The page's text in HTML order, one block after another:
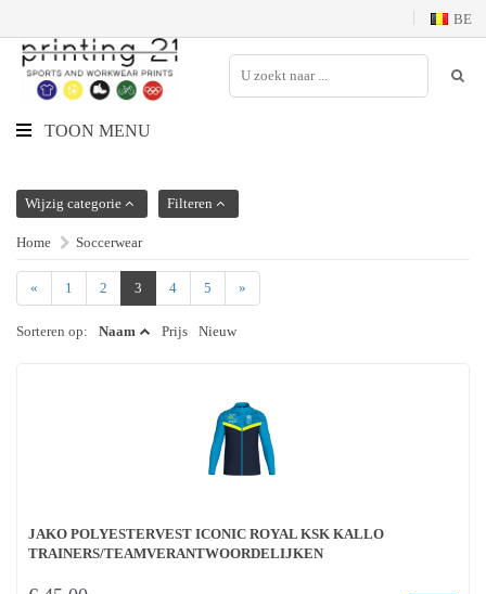
BE
TOON MENU
Wijzig categorie Filteren
Home Soccerwear
« 1 2 3 4 5 »
Sorteren op: Naam Prijs Nieuw
JAKO POLYESTERVEST ICONIC ROYAL KSK KALLO
TRAINERS/TEAMVERANTWOORDELIJKEN